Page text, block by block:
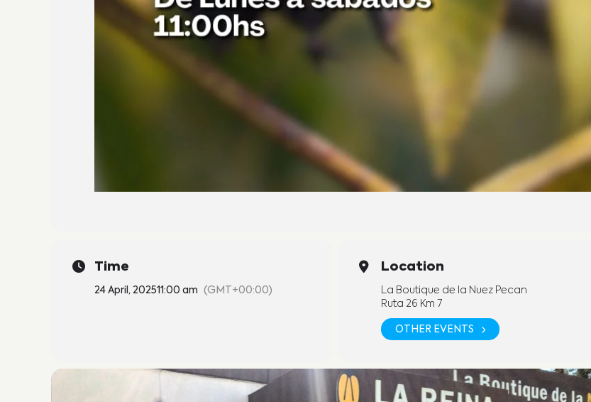
Time
24 April, 202511:00 am (GMT+00:00)
Location
La Boutique de la Nuez Pecan
Ruta 26 Km 7
OTHER EVENTS